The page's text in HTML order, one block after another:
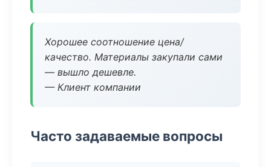
Хорошее соотношение цена/
качество. Материалы закупали сами
— вышло дешевле.
— Клиент компании
Часто задаваемые вопросы